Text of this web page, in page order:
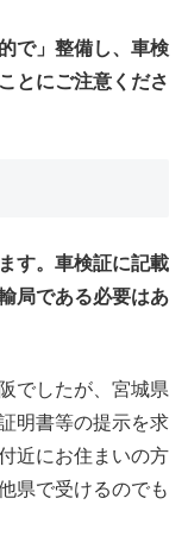
で」整備し、車検
とにご注意くださ
す。車検証に記載
局である必要はあ
でしたが、宮城県
明書等の提示を求
近にお住まいの方
県で受けるのでも